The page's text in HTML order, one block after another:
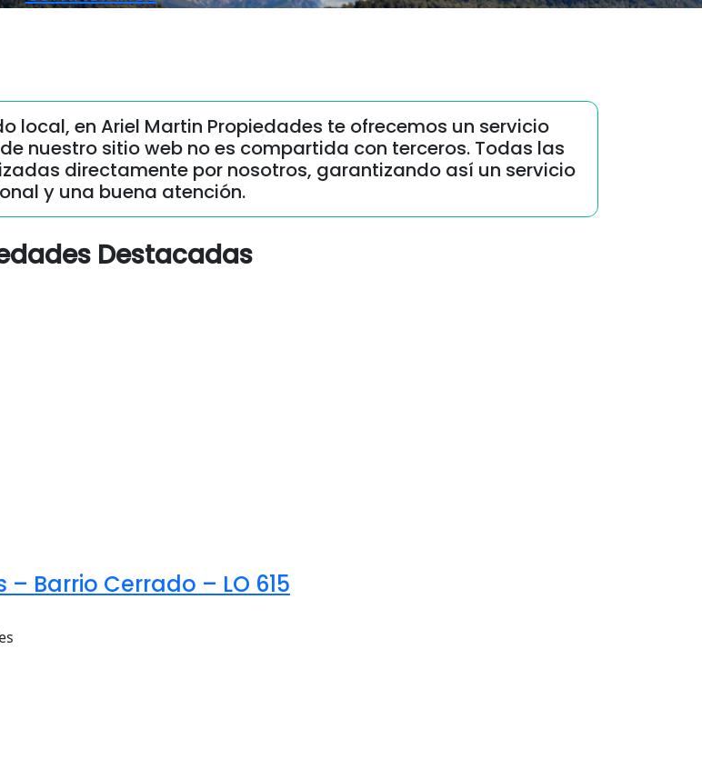
local, en Ariel Martin Propiedades te ofrecemos un servicio
nuestro sitio web no es compartida con terceros. Todas las
directamente por nosotros, garantizando así un servicio
y una buena atención.
Destacadas
Barrio Cerrado – LO 615